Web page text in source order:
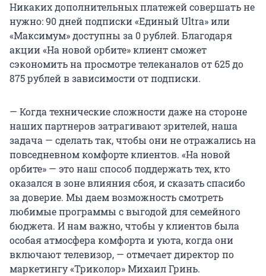
Никаких дополнительных платежей совершать не
нужно: 90 дней подписки «Единый Ultra» или
«Максимум» доступны за 0 рублей. Благодаря
акции «На новой орбите» клиент сможет
сэкономить на просмотре телеканалов от 625 до
875 рублей в зависимости от подписки.
— Когда технические сложности даже на стороне
наших партнеров затрагивают зрителей, наша
задача — сделать так, чтобы они не отражались на
повседневном комфорте клиентов. «На новой
орбите» — это наш способ поддержать тех, кто
оказался в зоне влияния сбоя, и сказать спасибо
за доверие. Мы даем возможность смотреть
любимые программы с выгодой для семейного
бюджета. И нам важно, чтобы у клиентов была
особая атмосфера комфорта и уюта, когда они
включают телевизор, — отмечает директор по
маркетингу «Триколор» Михаил Гринь.